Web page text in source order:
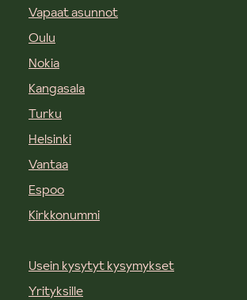
Vapaat asunnot
Oulu
Nokia
Kangasala
Turku
Helsinki
Vantaa
Espoo
Kirkkonummi
Usein kysytyt kysymykset
Yrityksille